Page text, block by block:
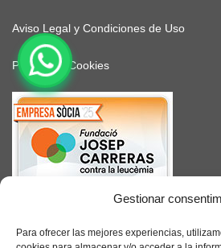
Gestionar
Para ofrecer las mejores experiencias,
Aviso Legal y Condiciones de Uso
Política de Cookies
SUSCRÍBETE